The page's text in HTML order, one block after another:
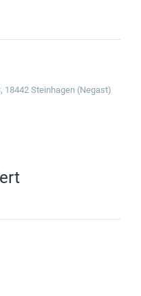
18442 Steinhagen (Negast)